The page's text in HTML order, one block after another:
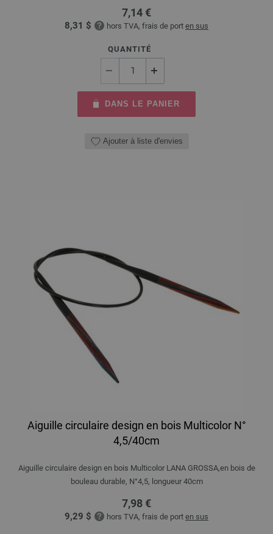
7,14 €
8,31 $ hors TVA, frais de port en sus
QUANTITÉ
DANS LE PANIER
Ajouter à liste d'envies
Aiguille circulaire design en bois Multicolor N°
4,5/40cm
Aiguille circulaire design en bois Multicolor LANA GROSSA,en bois de
bouleau durable, N°4,5, longueur 40cm
7,98 €
9,29 $ hors TVA, frais de port en sus